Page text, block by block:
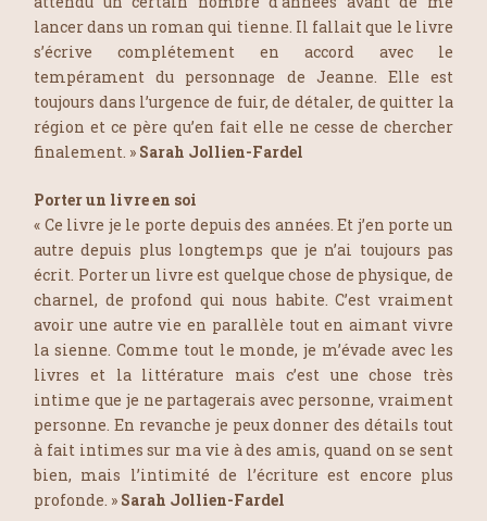
lancer dans un roman qui tienne. Il fallait que le livre
s’écrive complétement en accord avec le
tempérament du personnage de Jeanne. Elle est
toujours dans l’urgence de fuir, de détaler, de quitter la
région et ce père qu’en fait elle ne cesse de chercher
finalement. » Sarah Jollien-Fardel
Porter un livre en soi
« Ce livre je le porte depuis des années. Et j’en porte un
autre depuis plus longtemps que je n’ai toujours pas
écrit. Porter un livre est quelque chose de physique, de
charnel, de profond qui nous habite. C’est vraiment
avoir une autre vie en parallèle tout en aimant vivre
la sienne. Comme tout le monde, je m’évade avec les
livres et la littérature mais c’est une chose très
intime que je ne partagerais avec personne, vraiment
personne. En revanche je peux donner des détails tout
à fait intimes sur ma vie à des amis, quand on se sent
bien, mais l’intimité de l’écriture est encore plus
profonde. » Sarah Jollien-Fardel